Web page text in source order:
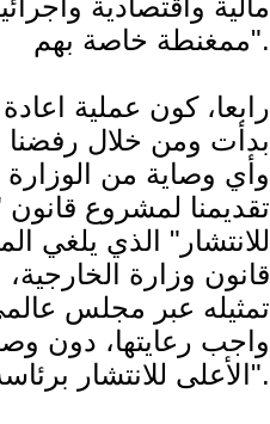
مالية واقتصادية
ممغنطة خاصة بهم".
بدأت ومن خلال رفضنا
وأي وصاية من الوزارة
تقديمنا لمشروع
قانون وزارة
تمثيله عبر مجلس
واجب رعايتها، دون
الأعلى للانتشار برئاسة رئيس الجمهورية".